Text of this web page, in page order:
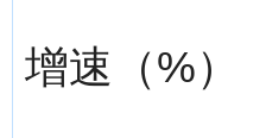
增速（%）